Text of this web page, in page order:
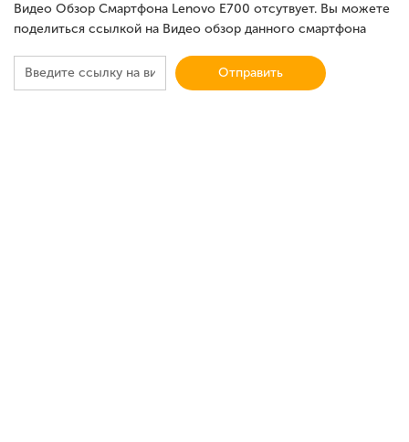
Видео Обзор Смартфона Lenovo E700 отсутвует. Вы можете
поделиться ссылкой на Видео обзор данного смартфона
Отправить